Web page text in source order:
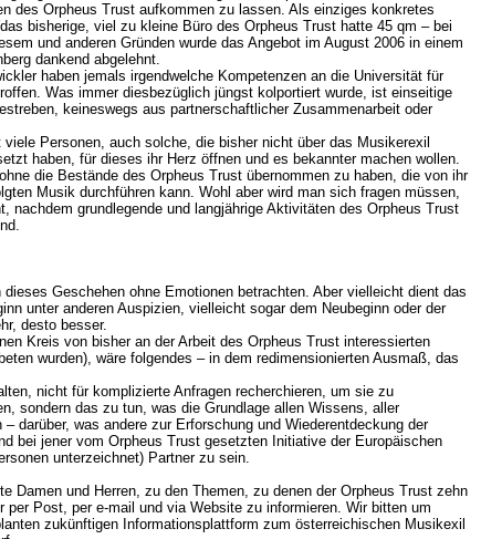
des Orpheus Trust aufkommen zu lassen. Als einziges konkretes
bisherige, viel zu kleine Büro des Orpheus Trust hatte 45 qm – bei
und anderen Gründen wurde das Angebot im August 2006 in einem
dankend abgelehnt.
haben jemals irgendwelche Kompetenzen an die Universität für
Was immer diesbezüglich jüngst kolportiert wurde, ist einseitige
keineswegs aus partnerschaftlicher Zusammenarbeit oder
Personen, auch solche, die bisher nicht über das Musikerexil
haben, für dieses ihr Herz öffnen und es bekannter machen wollen.
die Bestände des Orpheus Trust übernommen zu haben, die von ihr
Musik durchführen kann. Wohl aber wird man sich fragen müssen,
nachdem grundlegende und langjährige Aktivitäten des Orpheus Trust
Geschehen ohne Emotionen betrachten. Aber vielleicht dient das
unter anderen Auspizien, vielleicht sogar dem Neubeginn oder der
desto besser.
Kreis von bisher an der Arbeit des Orpheus Trust interessierten
wurden), wäre folgendes – in dem redimensionierten Ausmaß, das
nicht für komplizierte Anfragen recherchieren, um sie zu
sondern das zu tun, was die Grundlage allen Wissens, aller
darüber, was andere zur Erforschung und Wiederentdeckung der
bei jener vom Orpheus Trust gesetzten Initiative der Europäischen
unterzeichnet) Partner zu sein.
Damen und Herren, zu den Themen, zu denen der Orpheus Trust zehn
Post, per e-mail und via Website zu informieren. Wir bitten um
zukünftigen Informationsplattform zum österreichischen Musikexil